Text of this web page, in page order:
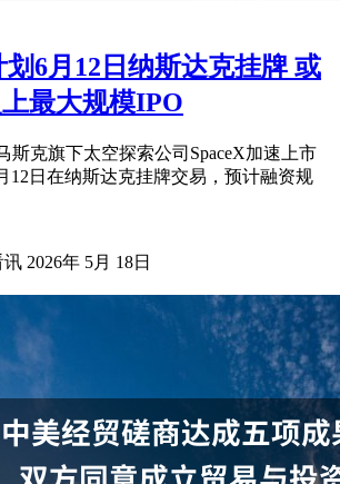
划6月12日纳斯达克挂牌 或
最大规模IPO
斯克旗下太空探索公司SpaceX加速上市
12日在纳斯达克挂牌交易，预计融资规
讯 2026年 5月 18日